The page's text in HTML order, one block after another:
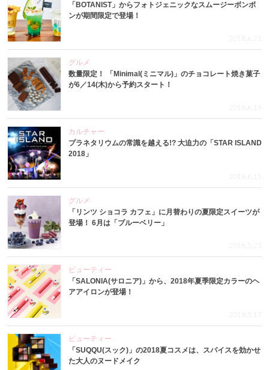
「BOTANIST」からフォトジェニックなスムージーボンボ
ンが期間限定で登場！
2018.6.21
グルメ
数量限定！ 「Minimal(ミニマル)」のチョコレート焼き菓子
が6／14(木)から予約スタート！
2018.6.19
カルチャー
プラネタリウムの常識を越える!? 大迫力の「STAR ISLAND
2018」
2018.6.15
グルメ
「リンツ ショコラ カフェ」に月替わりの夏限定スイーツが
登場！ 6月は「ブルーベリー」
2018.5.23
ビューティー
「SALONIA(サロニア)」から、2018年夏季限定カラーのヘ
アアイロンが登場！
2018.5.17
ビューティー
「SUQQU(スック)」の2018夏コスメは、スパイスを効かせ
た大人のヌードメイク